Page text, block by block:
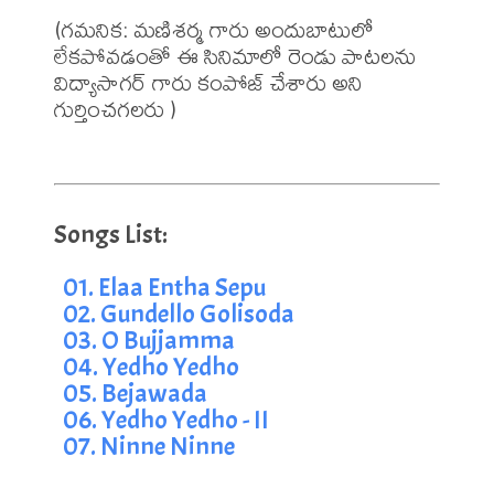
(గమనిక: మణిశర్మ గారు అందుబాటులో
లేకపోవడంతో ఈ సినిమాలో రెండు పాటలను
విద్యాసాగర్ గారు కంపోజ్ చేశారు అని
గుర్తించగలరు )
01. Elaa Entha Sepu
02. Gundello Golisoda
03. O Bujjamma
04. Yedho Yedho
05. Bejawada
06. Yedho Yedho - II
07. Ninne Ninne